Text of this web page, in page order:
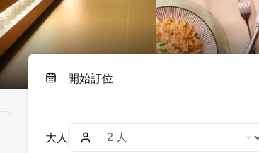
開始訂位
大人